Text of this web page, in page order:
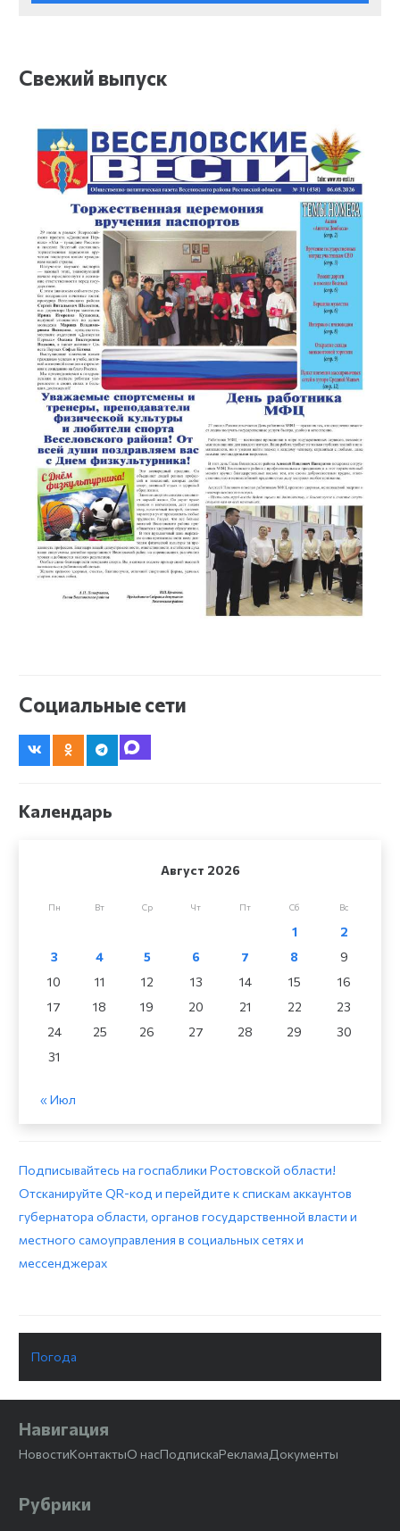
Свежий выпуск
Социальные сети
Календарь
Август 2026
Пн Вт Ср Чт Пт Сб Вс
1
2
3
4 5 6 7 8
9
10
11 12 13 14 15
16
17
18 19 20 21 22
23
24
25 26 27 28 29
30
31
« Июл
Подписывайтесь на госпаблики Ростовской области!
Отсканируйте QR-код и перейдите к спискам аккаунтов
губернатора области, органов государственной власти и
местного самоуправления в социальных сетях и
мессенджерах
Погода
Навигация
НовостиКонтактыО насПодпискаРекламаДокументы
Рубрики